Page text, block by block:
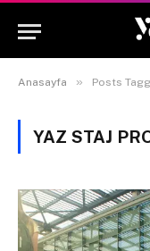
Anasayfa » Posts
YAZ STAJ